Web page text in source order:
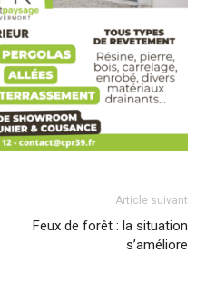
Article suivant
Feux de forêt : la situation
s’améliore